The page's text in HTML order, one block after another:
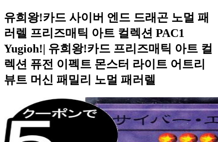
유희왕!카드 사이버 엔드 드래곤 노멀 패
러렐 프리즈매틱 아트 컬렉션 PAC1
Yugioh!| 유희왕!카드 프리즈매틱 아트 컬
렉션 퓨전 이펙트 몬스터 라이트 어트리
뷰트 머신 패밀리 노멀 패러렐